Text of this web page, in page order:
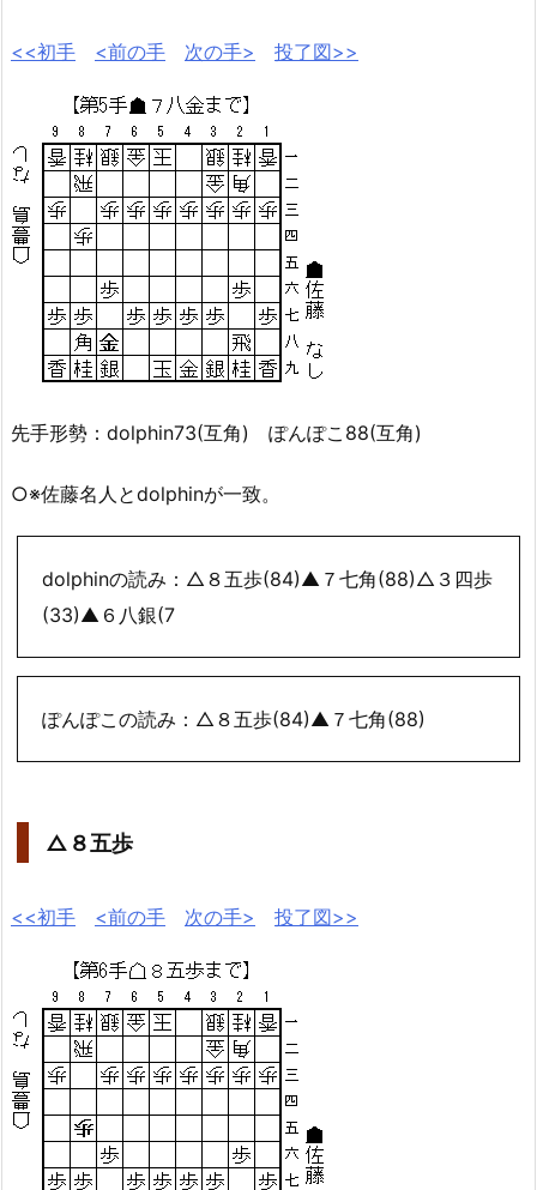
<<初手 <前の手 次の手> 投了図>>
先手形勢：dolphin73(互角) ぽんぽこ88(互角)
○※佐藤名人とdolphinが一致。
dolphinの読み：△８五歩(84)▲７七角(88)△３四歩
(33)▲６八銀(7
ぽんぽこの読み：△８五歩(84)▲７七角(88)
△８五歩
<<初手 <前の手 次の手> 投了図>>